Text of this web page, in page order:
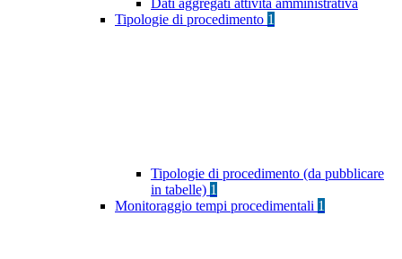
Dati aggregati attività amministrativa
Tipologie di procedimento 1
Tipologie di procedimento (da pubblicare
in tabelle) 1
Monitoraggio tempi procedimentali 1